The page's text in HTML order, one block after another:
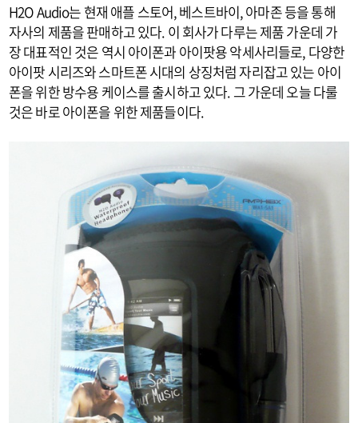
H2O Audio는 현재 애플 스토어, 베스트바이, 아마존 등을 통해
자사의 제품을 판매하고 있다. 이 회사가 다루는 제품 가운데 가
장 대표적인 것은 역시 아이폰과 아이팟용 악세사리들로, 다양한
아이팟 시리즈와 스마트폰 시대의 상징처럼 자리잡고 있는 아이
폰을 위한 방수용 케이스를 출시하고 있다. 그 가운데 오늘 다룰
것은 바로 아이폰을 위한 제품들이다.